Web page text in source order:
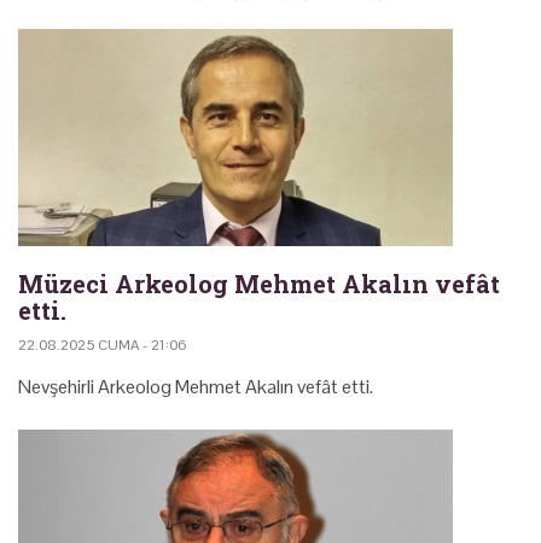
Müzeci Arkeolog Mehmet Akalın vefât
etti.
22.08.2025 CUMA - 21:06
Nevşehirli Arkeolog Mehmet Akalın vefât etti.